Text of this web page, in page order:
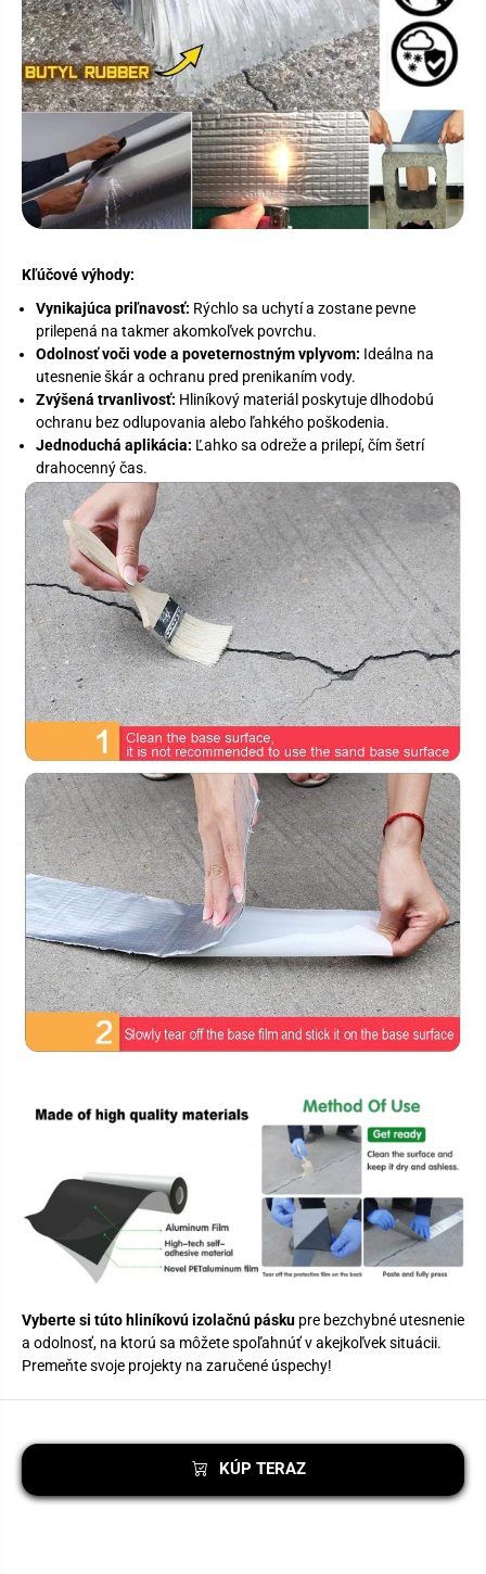
Kľúčové výhody:
Vynikajúca priľnavosť: Rýchlo sa uchytí a zostane pevne
prilepená na takmer akomkoľvek povrchu.
Odolnosť voči vode a poveternostným vplyvom: Ideálna na
utesnenie škár a ochranu pred prenikaním vody.
Zvýšená trvanlivosť: Hliníkový materiál poskytuje dlhodobú
ochranu bez odlupovania alebo ľahkého poškodenia.
Jednoduchá aplikácia: Ľahko sa odreže a prilepí, čím šetrí
drahocenný čas.
Vyberte si túto hliníkovú izolačnú pásku pre bezchybné utesnenie
a odolnosť, na ktorú sa môžete spoľahnúť v akejkoľvek situácii.
Premeňte svoje projekty na zaručené úspechy!
KÚP TERAZ